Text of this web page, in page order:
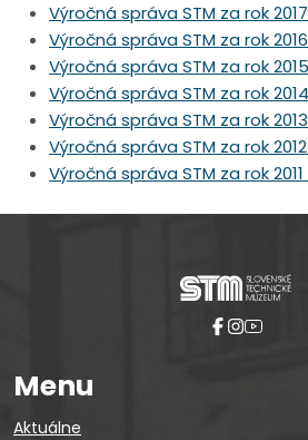
Výročná správa STM za rok
Výročná správa STM za rok
Výročná správa STM za rok
Výročná správa STM za rok
Výročná správa STM za rok
Výročná správa STM za rok
Výročná správa STM za rok
Menu
Aktuálne